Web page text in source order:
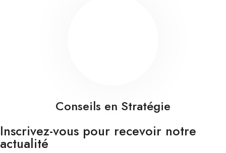
Conseils en Stratégie
Inscrivez-vous pour recevoir notre
actualité